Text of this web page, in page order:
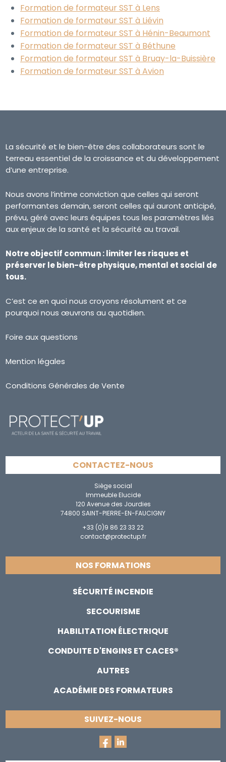
Formation de formateur SST à Lens
Formation de formateur SST à Liévin
Formation de formateur SST à Hénin-Beaumont
Formation de formateur SST à Béthune
Formation de formateur SST à Bruay-la-Buissière
Formation de formateur SST à Avion
La sécurité et le bien-être des collaborateurs sont le
terreau essentiel de la croissance et du développement
d’une entreprise.
Nous avons l’intime conviction que celles qui seront
performantes demain, seront celles qui auront anticipé,
prévu, géré avec leurs équipes tous les paramètres liés
aux enjeux de la santé et la sécurité au travail.
Notre objectif commun : limiter les risques et
préserver le bien-être physique, mental et social de
tous.
C’est ce en quoi nous croyons résolument et ce
pourquoi nous œuvrons au quotidien.
Foire aux questions
Mention légales
Conditions Générales de Vente
CONTACTEZ-NOUS
Siège social
Immeuble Elucide
120 Avenue des Jourdies
74800 SAINT-PIERRE-EN-FAUCIGNY
+33 (0)9 86 23 33 22
contact@protectup.fr
NOS FORMATIONS
SÉCURITÉ INCENDIE
SECOURISME
HABILITATION ÉLECTRIQUE
CONDUITE D'ENGINS ET CACES®
AUTRES
ACADÉMIE DES FORMATEURS
SUIVEZ-NOUS